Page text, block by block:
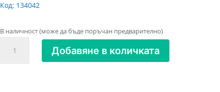
Код: 134042
В наличност (може да бъде поръчан предварително)
Добавяне в количката